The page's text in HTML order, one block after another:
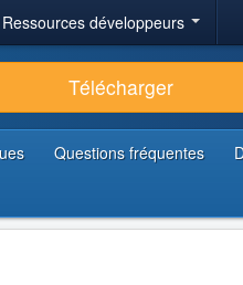
Ressources développeurs
Télécharger
Questions fréquentes